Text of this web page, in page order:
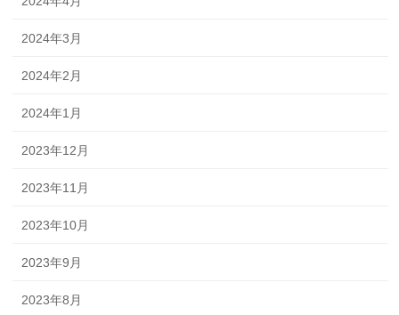
2024年3月
2024年2月
2024年1月
2023年12月
2023年11月
2023年10月
2023年9月
2023年8月